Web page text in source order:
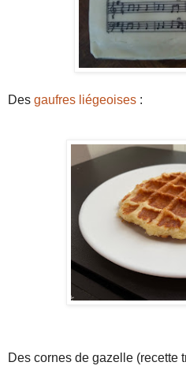
Des gaufres liégeoises :
Des cornes de gazelle (recette